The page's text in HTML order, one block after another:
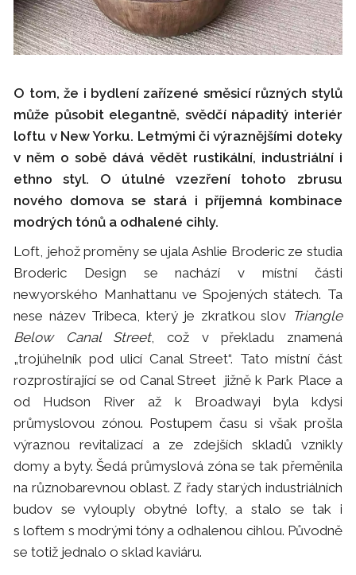
O tom, že i bydlení zařízené směsicí různých stylů
může působit elegantně, svědčí nápaditý interiér
loftu v New Yorku. Letmými či výraznějšími doteky
v něm o sobě dává vědět rustikální, industriální i
ethno styl. O útulné vzezření tohoto zbrusu
nového domova se stará i příjemná kombinace
modrých tónů a odhalené cihly.
Loft, jehož proměny se ujala Ashlie Broderic ze studia
Broderic Design se nachází v místní části
newyorského Manhattanu ve Spojených státech. Ta
nese název Tribeca, který je zkratkou slov Triangle
Below Canal Street, což v překladu znamená
„trojúhelník pod ulicí Canal Street“. Tato místní část
rozprostírající se od Canal Street jižně k Park Place a
od Hudson River až k Broadwayi byla kdysi
průmyslovou zónou. Postupem času si však prošla
výraznou revitalizací a ze zdejších skladů vznikly
domy a byty. Šedá průmyslová zóna se tak přeměnila
na různobarevnou oblast. Z řady starých industriálních
budov se vylouply obytné lofty, a stalo se tak i
s loftem s modrými tóny a odhalenou cihlou. Původně
se totiž jednalo o sklad kaviáru.